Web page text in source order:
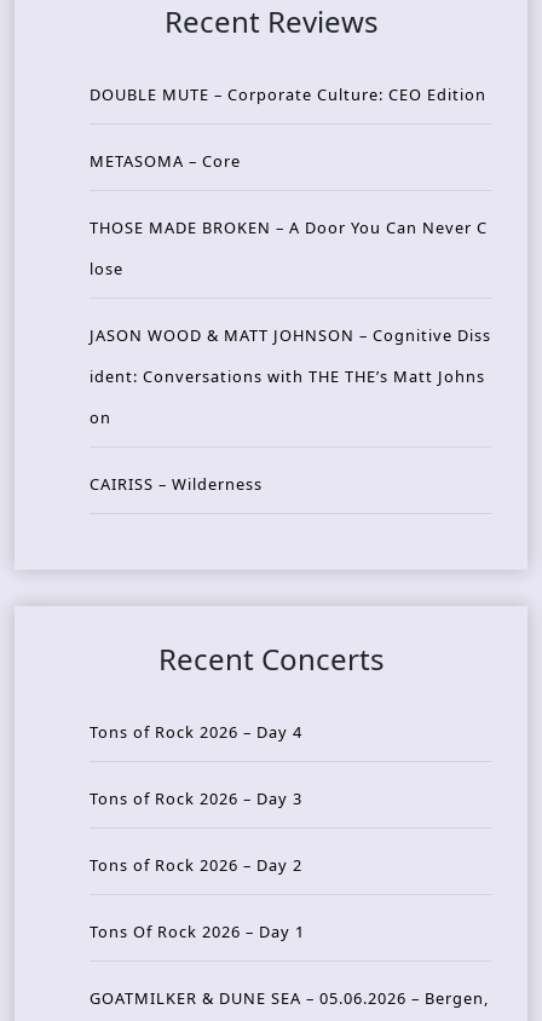
Recent Reviews
DOUBLE MUTE – Corporate Culture: CEO Edition
METASOMA – Core
THOSE MADE BROKEN – A Door You Can Never C
lose
JASON WOOD & MATT JOHNSON – Cognitive Diss
ident: Conversations with THE THE’s Matt Johns
on
CAIRISS – Wilderness
Recent Concerts
Tons of Rock 2026 – Day 4
Tons of Rock 2026 – Day 3
Tons of Rock 2026 – Day 2
Tons Of Rock 2026 – Day 1
GOATMILKER & DUNE SEA – 05.06.2026 – Bergen,